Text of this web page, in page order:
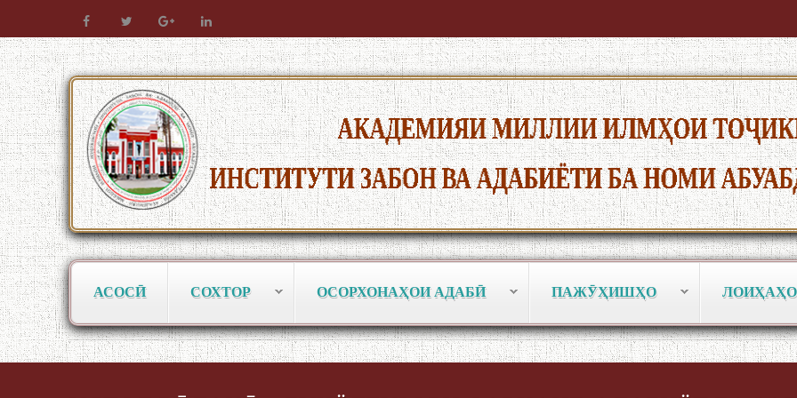
АСОСӢ СОХТОР ОСОРХОНАҲОИ АДАБӢ ПАЖӮҲИШҲО ЛОИҲАҲО